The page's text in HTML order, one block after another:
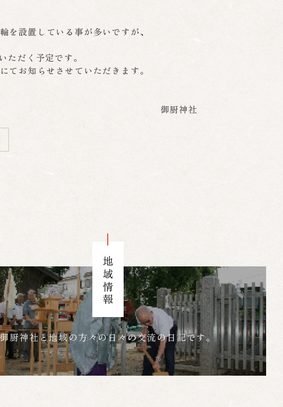
設置している事が多いですが、
だく予定です。
お知らせさせていただきます。
御厨神社
地域情報
御厨神社と地域の方々の日々の交流の日記です。